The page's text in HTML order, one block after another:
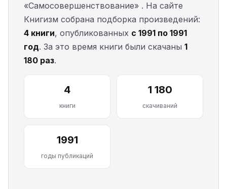
«Самосовершенствование» . На сайте
Книгизм собрана подборка произведений:
4 книги, опубликованных с 1991 по 1991
год. За это время книги были скачаны 1
180 раз.
4
книги
1 180
скачиваний
1991
годы публикаций